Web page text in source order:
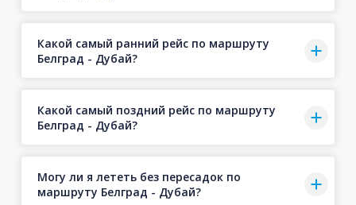
Какой самый ранний рейс по маршруту
Белград - Дубай?
Какой самый поздний рейс по маршруту
Белград - Дубай?
Могу ли я лететь без пересадок по
маршруту Белград - Дубай?